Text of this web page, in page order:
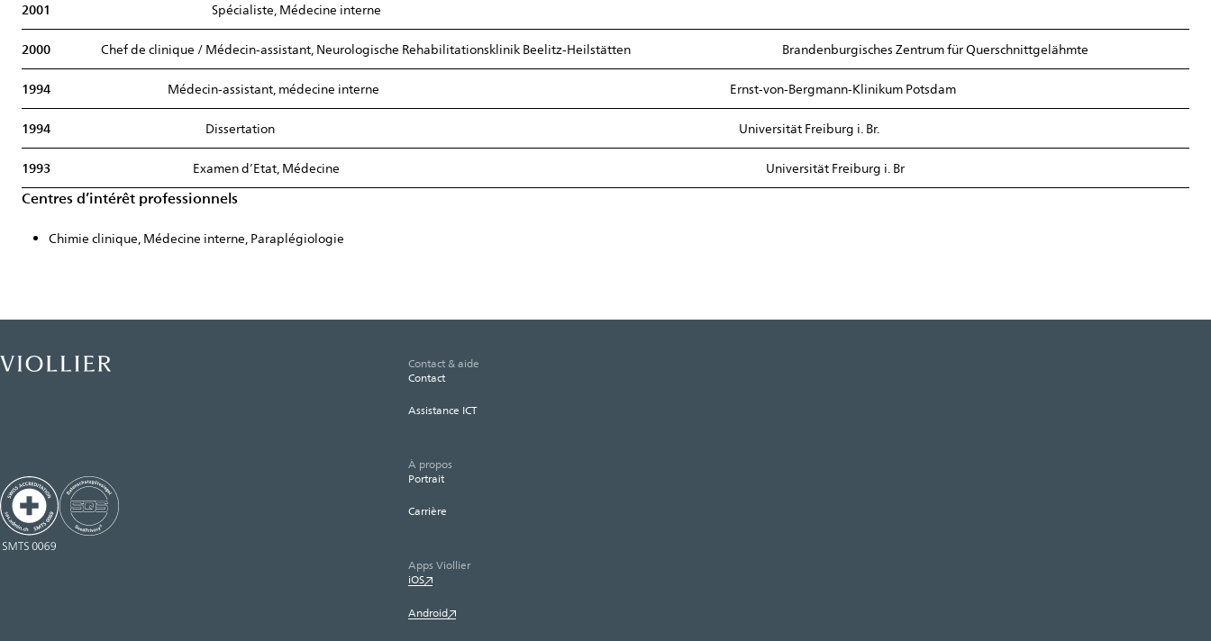
2001 Spécialiste, Médecine interne
2000 Chef de clinique / Médecin-assistant, Neurologische Rehabilitationsklinik Beelitz-Heilstätten Brandenburgisches Zentrum für Querschnittgelähmte
1994 Médecin-assistant, médecine interne Ernst-von-Bergmann-Klinikum Potsdam
1994 Dissertation Universität Freiburg i. Br.
1993 Examen d’Etat, Médecine Universität Freiburg i. Br
Centres d’intérêt professionnels
Chimie clinique, Médecine interne, Paraplégiologie
Contact & aide
Contact
Assistance ICT
À propos
Portrait
Carrière
Apps Viollier
iOS
Android